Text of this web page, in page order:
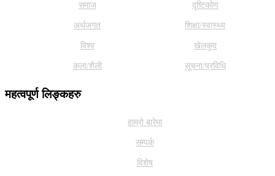
समाज दृष्टिकोण
अर्थजगत शिक्षा/स्वास्थ्य
विश्व खेलकुद
कला/शैली सूचना/प्रविधि
महत्वपूर्ण लिङ्कहरु
हाम्राे बारेमा
सम्पर्क
विशेष